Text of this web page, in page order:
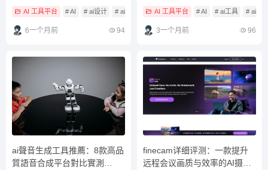
见误区解析
AI 工具平台 # AI # ai设计 # ai设计工具
6一个月前 94
实用场景解析
AI 工具平台 # AI # ai工具 # ai视
3一个月前 96
ai聲音生成工具推薦：8款高品
質語音合成平台對比實測
finecam详细评测：一款提升
远程会议画质与效率的AI摄像